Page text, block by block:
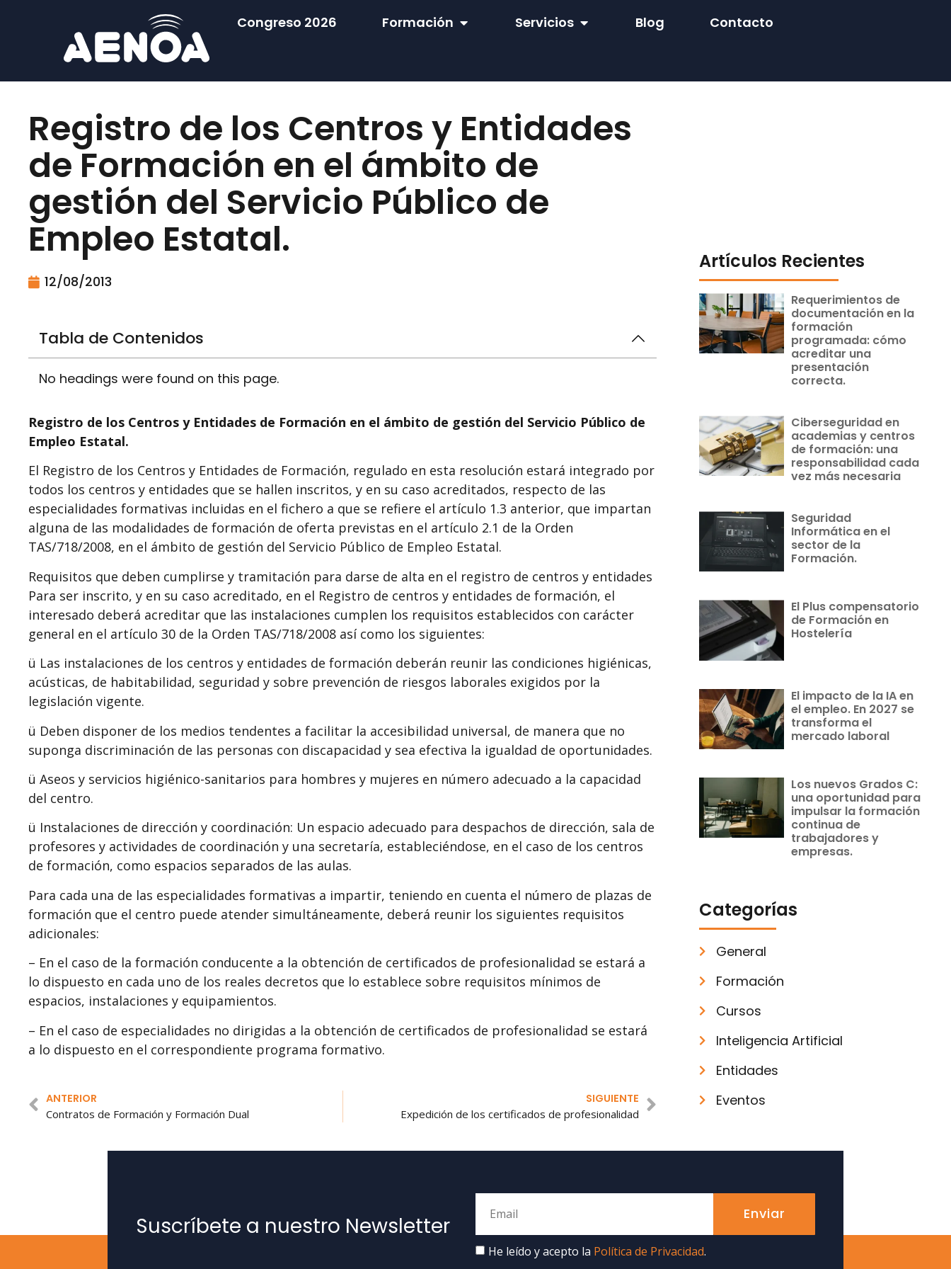
Congreso 2026 Formación Servicios Blog Contacto
Registro de los Centros y Entidades
de Formación en el ámbito de
gestión del Servicio Público de
Empleo Estatal.
12/08/2013
Tabla de Contenidos
No headings were found on this page.
Registro de los Centros y Entidades de Formación en el ámbito de gestión del Servicio Público de
Empleo Estatal.
El Registro de los Centros y Entidades de Formación, regulado en esta resolución estará integrado por
todos los centros y entidades que se hallen inscritos, y en su caso acreditados, respecto de las
especialidades formativas incluidas en el fichero a que se refiere el artículo 1.3 anterior, que impartan
alguna de las modalidades de formación de oferta previstas en el artículo 2.1 de la Orden
TAS/718/2008, en el ámbito de gestión del Servicio Público de Empleo Estatal.
Requisitos que deben cumplirse y tramitación para darse de alta en el registro de centros y entidades
Para ser inscrito, y en su caso acreditado, en el Registro de centros y entidades de formación, el
interesado deberá acreditar que las instalaciones cumplen los requisitos establecidos con carácter
general en el artículo 30 de la Orden TAS/718/2008 así como los siguientes:
ü Las instalaciones de los centros y entidades de formación deberán reunir las condiciones higiénicas,
acústicas, de habitabilidad, seguridad y sobre prevención de riesgos laborales exigidos por la
legislación vigente.
ü Deben disponer de los medios tendentes a facilitar la accesibilidad universal, de manera que no
suponga discriminación de las personas con discapacidad y sea efectiva la igualdad de oportunidades.
ü Aseos y servicios higiénico-sanitarios para hombres y mujeres en número adecuado a la capacidad
del centro.
ü Instalaciones de dirección y coordinación: Un espacio adecuado para despachos de dirección, sala de
profesores y actividades de coordinación y una secretaría, estableciéndose, en el caso de los centros
de formación, como espacios separados de las aulas.
Para cada una de las especialidades formativas a impartir, teniendo en cuenta el número de plazas de
formación que el centro puede atender simultáneamente, deberá reunir los siguientes requisitos
adicionales:
– En el caso de la formación conducente a la obtención de certificados de profesionalidad se estará a
lo dispuesto en cada uno de los reales decretos que lo establece sobre requisitos mínimos de
espacios, instalaciones y equipamientos.
– En el caso de especialidades no dirigidas a la obtención de certificados de profesionalidad se estará
a lo dispuesto en el correspondiente programa formativo.
ANTERIOR
Contratos de Formación y Formación Dual
SIGUIENTE
Expedición de los certificados de profesionalidad
Artículos Recientes
Requerimientos de
documentación en la
formación
programada: cómo
acreditar una
presentación
correcta.
Ciberseguridad en
academias y centros
de formación: una
responsabilidad cada
vez más necesaria
Seguridad
Informática en el
sector de la
Formación.
El Plus compensatorio
de Formación en
Hostelería
El impacto de la IA en
el empleo. En 2027 se
transforma el
mercado laboral
Los nuevos Grados C:
una oportunidad para
impulsar la formación
continua de
trabajadores y
empresas.
Categorías
General
Formación
Cursos
Inteligencia Artificial
Entidades
Eventos
Suscríbete a nuestro Newsletter
He leído y acepto la Política de Privacidad.
Enviar